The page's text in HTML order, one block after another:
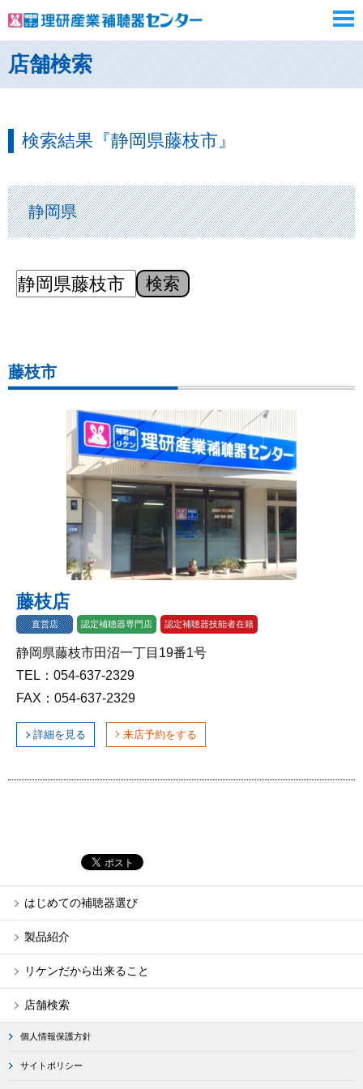
店舗検索
検索結果『静岡県藤枝市』
静岡県
検索
藤枝市
藤枝店
直営店 認定補聴器専門店 認定補聴器技能者在籍
静岡県藤枝市田沼一丁目19番1号
TEL：054-637-2329
FAX：054-637-2329
詳細を見る 来店予約をする
はじめての補聴器選び
製品紹介
リケンだから出来ること
店舗検索
個人情報保護方針
サイトポリシー